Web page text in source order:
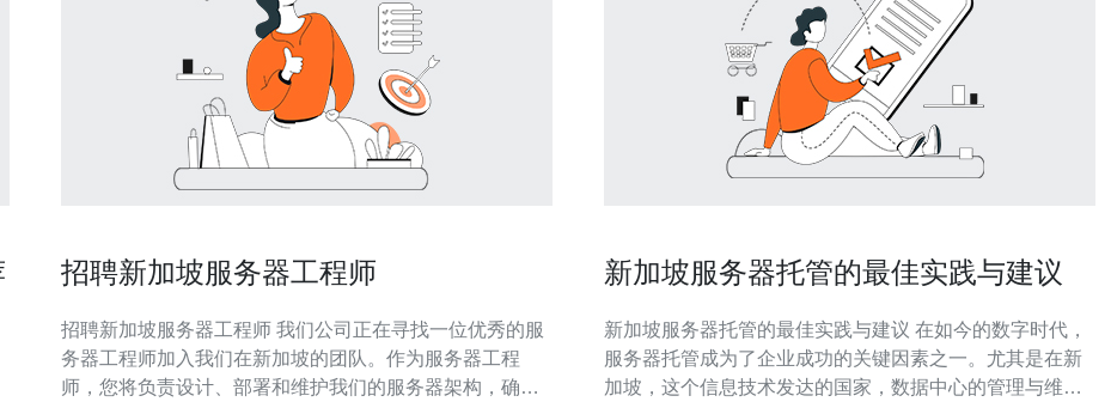
招聘新加坡服务器工程师
招聘新加坡服务器工程师 我们公司正在寻找一位优秀的服
务器工程师加入我们在新加坡的团队。作为服务器工程
师，您将负责设计、部署和维护我们的服务器架构，确保
新加坡服务器托管的最佳实践与建议
新加坡服务器托管的最佳实践与建议 在如今的数字时代，
服务器托管成为了企业成功的关键因素之一。尤其是在新
加坡，这个信息技术发达的国家，数据中心的管理与维护